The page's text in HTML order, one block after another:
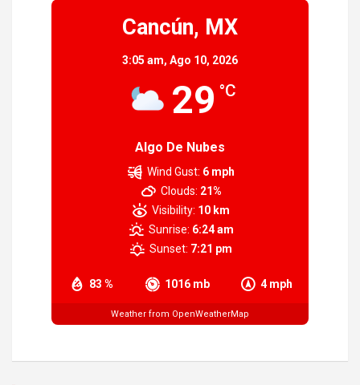
Cancún, MX
3:05 am, Ago 10, 2026
29 °C
Algo De Nubes
83 % 1016 mb 4 mph
Wind Gust: 6 mph
Clouds: 21%
Visibility: 10 km
Sunrise: 6:24 am
Sunset: 7:21 pm
Weather from OpenWeatherMap